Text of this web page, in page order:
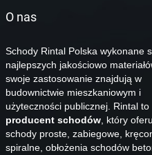
O nas
Schody Rintal Polska wykonane
najlepszych jakościowo
swoje zastosowanie znajdują w
budownictwie mieszkaniowym i
użyteczności publicznej. Rintal to
producent schodów , który
schody proste, zabiegowe,
spiralne, obłożenia schodów